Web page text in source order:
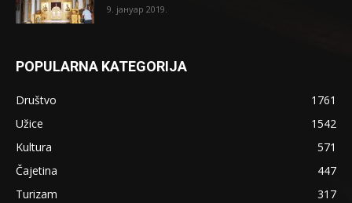
9. јануар 2019.
POPULARNA KATEGORIJA
Društvo
1761
Užice
1542
Kultura
571
Čajetina
447
Turizam
317